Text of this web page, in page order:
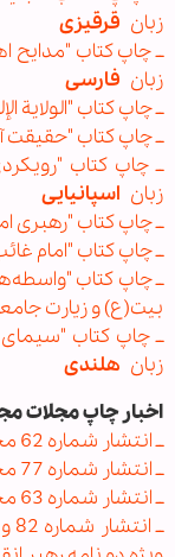
زبان قرقیزی
ــ چاپ کتاب "مدایح
زبان فارسی
ــ چاپ کتاب "الولایة
ــ چاپ کتاب
ــ چاپ کتاب
زبان اسپانیایی
ــ چاپ کتاب "رهبری
ــ چاپ کتاب "امام
ــ چاپ کتاب
بیت(ع) و زیارت
ــ چاپ کتاب "سیمای
زبان هلندی
اخبار چاپ مجلات
ــ انتشار شماره 62 مجله "پیام ثقلین" به زبان
ــ انتشار شماره 77 مجله‌ "پیام ثقلین" به زبان
ــ انتشار شماره 63 مجله‌ "پیام ثقلین" به زبان
ــ انتشار شماره 82 و 83 مجله "گنجینه مجمع" به زبان